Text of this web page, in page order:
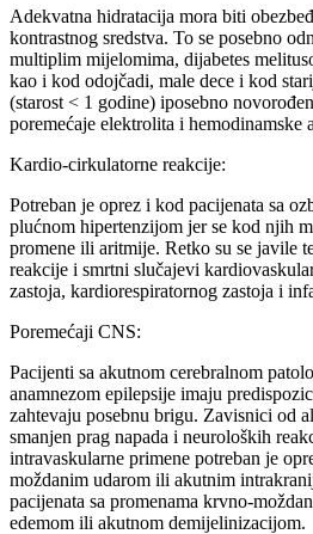
Adekvatna hidratacija mora biti
kontrastnog sredstva. To se posebno
multiplim mijelomima, dijabetes
kao i kod odojčadi, male dece i kod
(starost < 1 godine) iposebno
poremećaje elektrolita i hemodinamske
Kardio-cirkulatorne reakcije:
Potreban je oprez i kod pacijenata sa
plućnom hipertenzijom jer se kod njih
promene ili aritmije. Retko su se javile
reakcije i smrtni slučajevi
zastoja, kardiorespiratornog zastoja i
Poremećaji CNS:
Pacijenti sa akutnom cerebralnom
anamnezom epilepsije imaju
zahtevaju posebnu brigu. Zavisnici od
smanjen prag napada i neuroloških
intravaskularne primene potreban je
moždanim udarom ili akutnim
pacijenata sa promenama krvno-
edemom ili akutnom demijelinizacijom.